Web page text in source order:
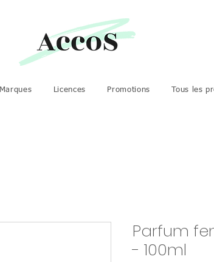
Marques Licences Promotions Tous les
Parfum
- 100ml